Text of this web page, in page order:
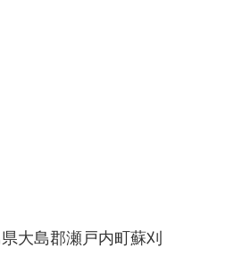
大島郡瀬戸内町蘇刈